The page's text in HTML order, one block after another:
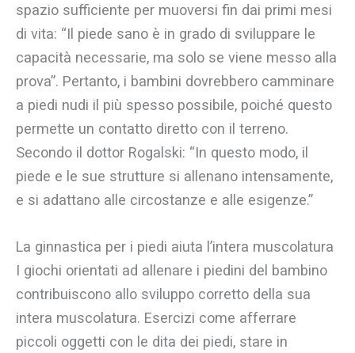
spazio sufficiente per muoversi fin dai primi mesi
di vita: “Il piede sano è in grado di sviluppare le
capacità necessarie, ma solo se viene messo alla
prova”. Pertanto, i bambini dovrebbero camminare
a piedi nudi il più spesso possibile, poiché questo
permette un contatto diretto con il terreno.
Secondo il dottor Rogalski: “In questo modo, il
piede e le sue strutture si allenano intensamente,
e si adattano alle circostanze e alle esigenze.”
La ginnastica per i piedi aiuta l’intera muscolatura
I giochi orientati ad allenare i piedini del bambino
contribuiscono allo sviluppo corretto della sua
intera muscolatura. Esercizi come afferrare
piccoli oggetti con le dita dei piedi, stare in